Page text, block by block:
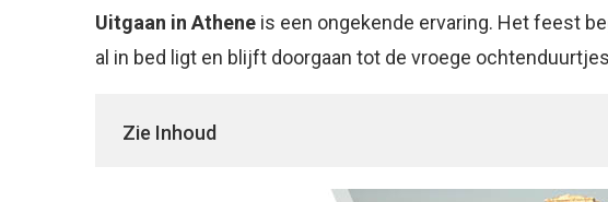
Uitgaan in Athene is een ongekende ervaring. Het feest
al in bed ligt en blijft doorgaan tot de vroege
Zie Inhoud